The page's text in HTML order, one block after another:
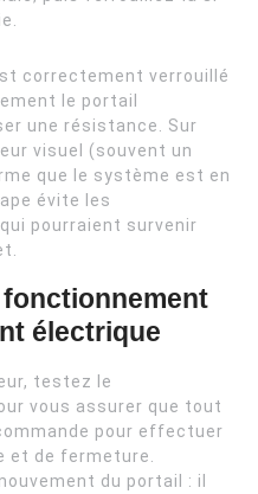
correctement verrouillé
le portail
une résistance. Sur
visuel (souvent un
que le système est en
évite les
pourraient survenir
électrique
testez le
vous assurer que tout
pour effectuer
et de fermeture.
du portail : il